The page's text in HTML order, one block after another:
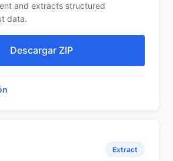
and extracts structured
data.
Descargar ZIP
Extract